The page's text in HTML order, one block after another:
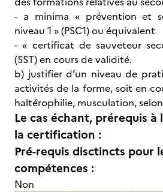
- a minima « prévention et
niveau 1 » (PSC1) ou équivalent
- « certificat de sauveteur
(SST) en cours de validité.
b) justifier d’un niveau de
activités de la forme, soit en
haltérophilie, musculation,
Le cas échant, prérequis
la certification :
Pré-requis disctincts pour
compétences :
Non